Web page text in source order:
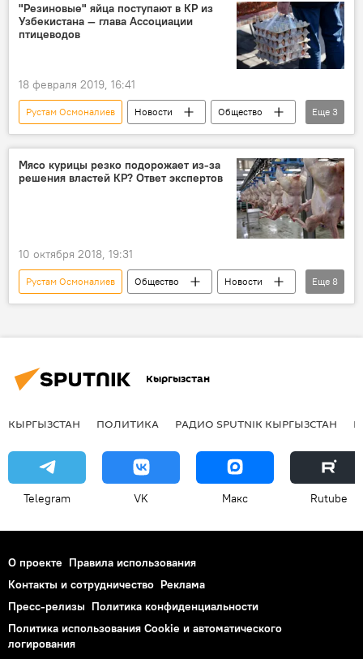
"Резиновые" яйца поступают в КР из
Узбекистана — глава Ассоциации
птицеводов
18 февраля 2019, 16:41
Рустам Осмоналиев Новости
Общество
Кыргызстан
Узбекистан Яйцо
Еще 3
Мясо курицы резко подорожает из-за
решения властей КР? Ответ экспертов
10 октября 2018, 19:31
Рустам Осмоналиев Общество
Новости
Кыргызстан
Мнение
экономика
Еще 8
Кыргызстан
КЫРГЫЗСТАН ПОЛИТИКА РАДИО SPUTNIK КЫРГЫЗСТАН
Telegram VK Макс Rutube
О проекте Правила использования
Контакты и сотрудничество Реклама
Пресс-релизы Политика конфиденциальности
Политика использования Cookie и автоматического
логирования